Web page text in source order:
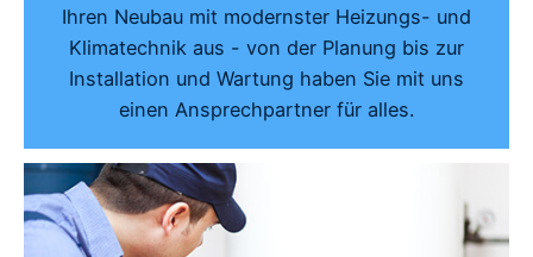
Ihren Neubau mit modernster Heizungs- und
Klimatechnik aus - von der Planung bis zur
Installation und Wartung haben Sie mit uns
einen Ansprechpartner für alles.